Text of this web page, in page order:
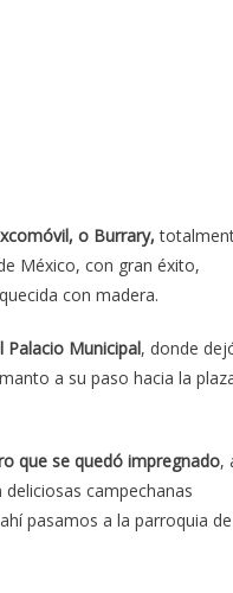
o Burrary,
México, con gran éxito,
con madera.
Municipal, donde
a su paso hacia la
que se quedó impregnado,
campechanas
pasamos a la parroquia de